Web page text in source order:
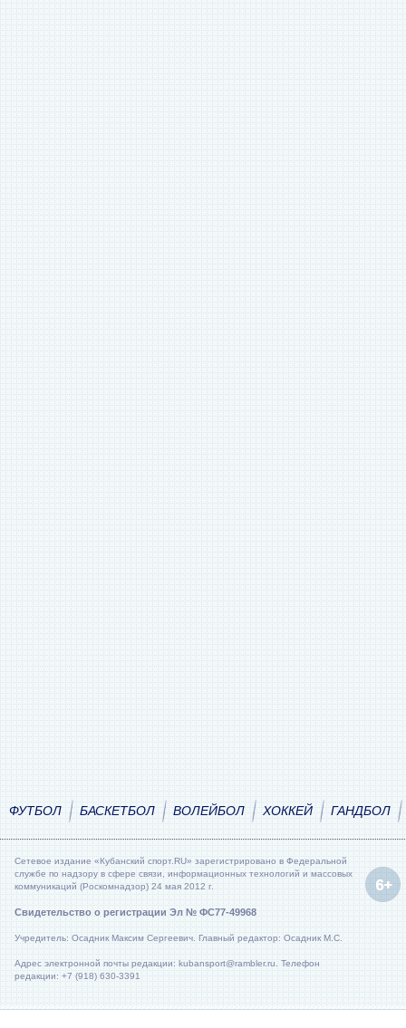
ФУТБОЛ БАСКЕТБОЛ ВОЛЕЙБОЛ ХОККЕЙ ГАНДБОЛ
Сетевое издание «Кубанский спорт.RU» зарегистрировано в Федеральной
службе по надзору в сфере связи, информационных технологий и массовых
коммуникаций (Роскомнадзор) 24 мая 2012 г.
Свидетельство о регистрации Эл № ФС77-49968
Учредитель: Осадник Максим Сергеевич. Главный редактор: Осадник М.С.
Адрес электронной почты редакции: kubansport@rambler.ru. Телефон
редакции: +7 (918) 630-3391